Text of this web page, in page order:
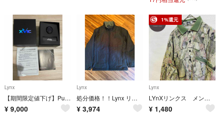
Lynx
【期間限定値下げ】Putting View リンクス 最先端AIパター練習器具
¥ 9,000
Lynx
処分価格！！Lynx リンクス ハイネック キルティングジャケット メンズ
¥ 3,974
1%還元
Lynx
LYnXリンクス メンズ総柄 長袖ポロシャツMサイズ レトロ オシャレ
¥ 1,480